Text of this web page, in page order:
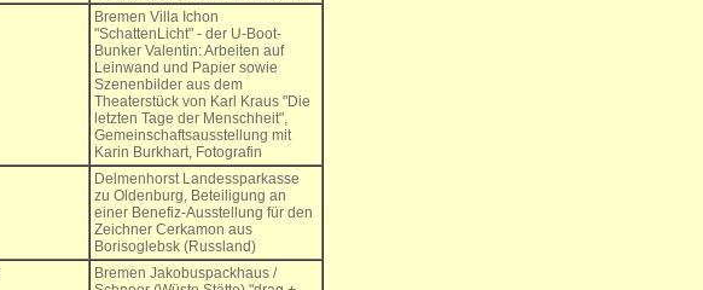
Bremen Villa Ichon
"SchattenLicht" - der U-Boot-
Bunker Valentin: Arbeiten auf
Leinwand und Papier sowie
Szenenbilder aus dem
Theaterstück von Karl Kraus "Die
letzten Tage der Menschheit",
Gemeinschaftsausstellung mit
Karin Burkhart, Fotografin
Delmenhorst Landessparkasse
zu Oldenburg, Beteiligung an
einer Benefiz-Ausstellung für den
Zeichner Cerkamon aus
Borisoglebsk (Russland)
Bremen Jakobuspackhaus /